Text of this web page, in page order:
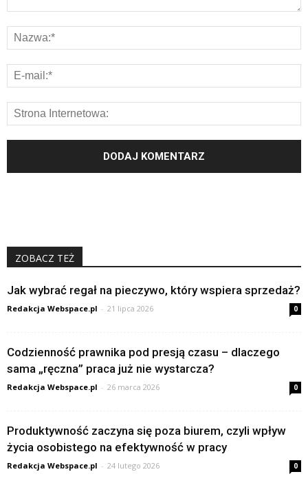
ZOBACZ TEŻ
Jak wybrać regał na pieczywo, który wspiera sprzedaż?
Redakcja Webspace.pl - 21 lipca 2026 0
Codzienność prawnika pod presją czasu – dlaczego
sama „ręczna” praca już nie wystarcza?
Redakcja Webspace.pl - 26 marca 2026 0
Produktywność zaczyna się poza biurem, czyli wpływ
życia osobistego na efektywność w pracy
Redakcja Webspace.pl - 24 lutego 2026 0